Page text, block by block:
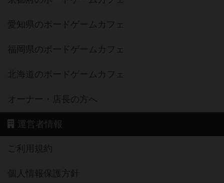
愛知県のボードゲームカフェ
福岡県のボードゲームカフェ
北海道のボードゲームカフェ
オーナー・店長の方へ
運営者情報
ご利用規約
個人情報保護方針